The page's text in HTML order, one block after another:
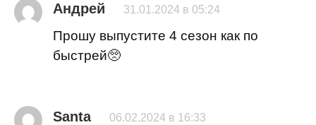
Андрей 31.01.2024 в 05:24
Прошу выпустите 4 сезон как по
быстрей🥺
Santa 06.02.2024 в 16:33